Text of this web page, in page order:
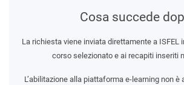
Cosa succede
La richiesta viene inviata direttamente a ISFEL
corso selezionato e ai recapiti inseriti
L’abilitazione alla piattaforma e-learning non